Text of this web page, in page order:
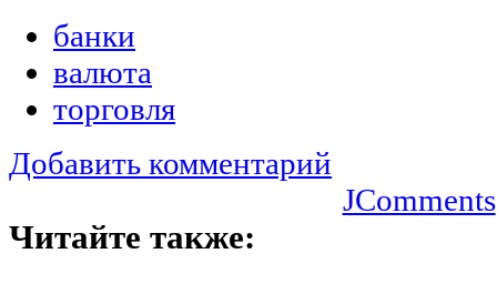
банки
валюта
торговля
Добавить комментарий
JComments
Читайте также: